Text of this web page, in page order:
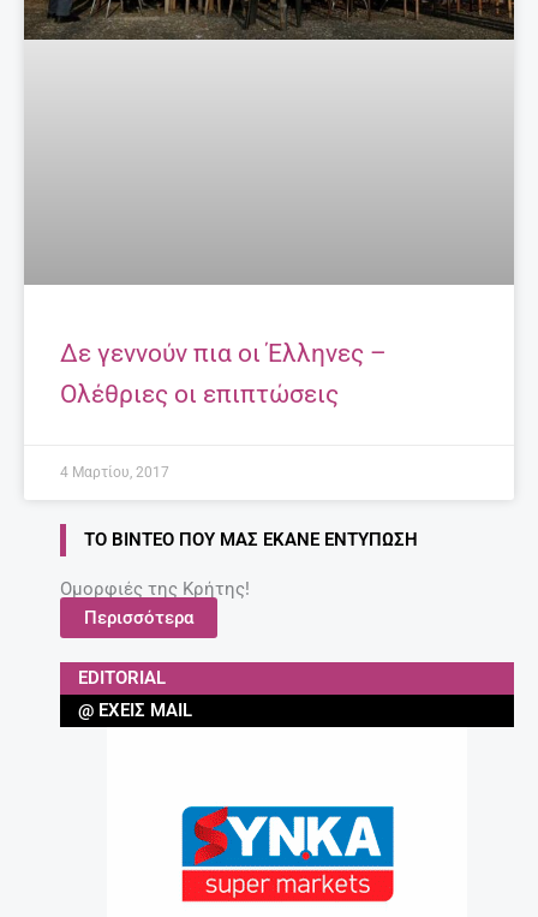
Δε γεννούν πια οι Έλληνες –
Ολέθριες οι επιπτώσεις
4 Μαρτίου, 2017
ΤΟ ΒΊΝΤΕΟ ΠΟΥ ΜΑΣ ΈΚΑΝΕ ΕΝΤΎΠΩΣΗ
Ομορφιές της Κρήτης!
Περισσότερα
EDITORIAL
@ ΈΧΕΙΣ MAIL